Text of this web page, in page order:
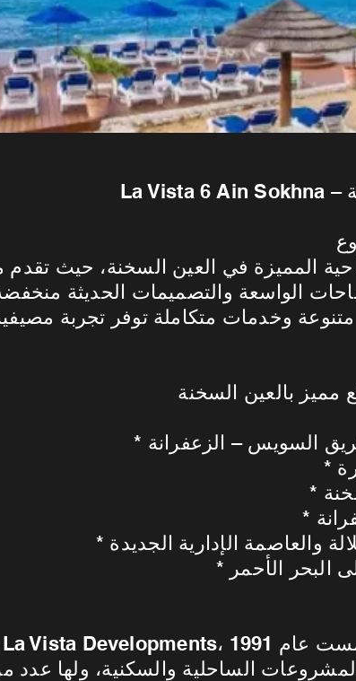
الواسعة والتصميمات الحديثة منخفضة
والعاصمة الإدارية الجديدة
الأحمر
الساحلية والسكنية، ولها عدد